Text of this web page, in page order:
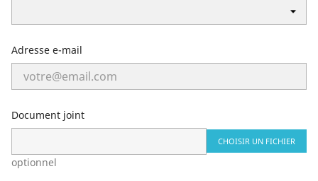
Adresse e-mail
Document joint
CHOISIR UN FICHIER
optionnel